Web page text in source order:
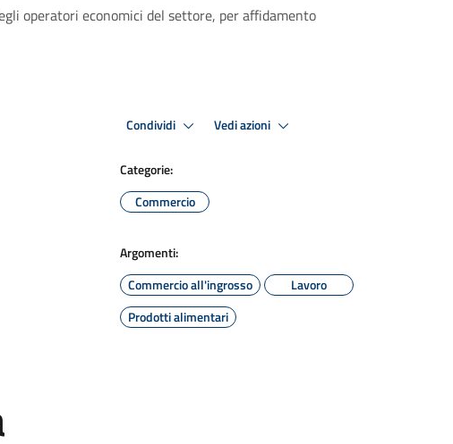
operatori economici del settore, per affidamento
Condividi Vedi azioni
Categorie:
Commercio
Argomenti:
Commercio all'ingrosso
Lavoro
Prodotti alimentari